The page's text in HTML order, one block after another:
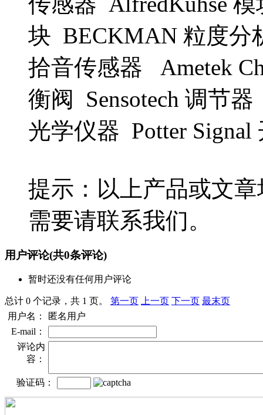
块 BECKMAN 粒度分
拾音传感器 Ametek
衡阀 Sensotech 调节
光学仪器 Potter
提示：以上产品或文
需要请联系我们。
用户评论(共0条评论)
暂时还没有任何用户评论
总计 0 个记录，共 1 页。 第一页 上一页 下一页 最末页
用户名：
匿名用户
E-mail：
评论内
容：
验证码：